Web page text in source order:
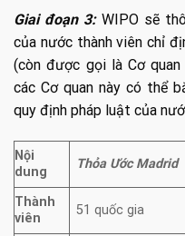
Giai đoạn 3:WIPO sẽ
của nước thành viên chỉ
(còn được gọi là Cơ
các Cơ quan này có thể
quy định pháp luật của
Nội
dung
Thỏa Ước Madrid
Thành
viên
51 quốc gia